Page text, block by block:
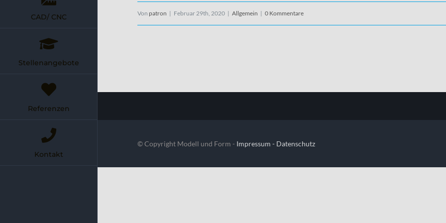
CAD/ CNC
Stellenangebote
Referenzen
Kontakt
Von patron | Februar 29th, 2020 | Allgemein | 0 Kommentare
© Copyright Modell und Form - Impressum - Datenschutz